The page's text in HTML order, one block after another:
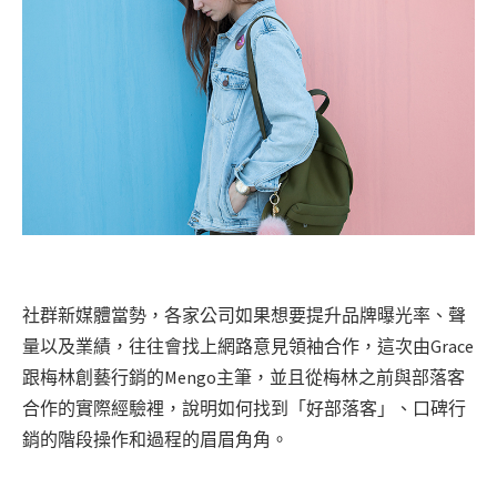
社群新媒體當勢，各家公司如果想要提升品牌曝光率、聲
量以及業績，往往會找上網路意見領袖合作，這次由Grace
跟梅林創藝行銷的Mengo主筆，並且從梅林之前與部落客
合作的實際經驗裡，說明如何找到「好部落客」、口碑行
銷的階段操作和過程的眉眉角角。